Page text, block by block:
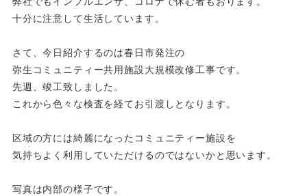
十分に注意して生活しています。
さて、今日紹介するのは春日市発注の
弥生コミュニティー共用施設大規模改修工事です。
先週、竣工致しました。
これから色々な検査を経てお引渡しとなります。
区域の方には綺麗になったコミュニティー施設を
気持ちよく利用していただけるのではないかと思います。
写真は内部の様子です。